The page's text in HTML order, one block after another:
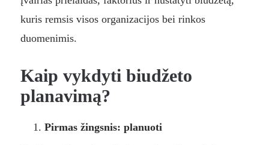
kuris remsis visos organizacijos bei rinkos
duomenimis.
Kaip vykdyti biudžeto
planavimą?
Pirmas žingsnis: planuoti